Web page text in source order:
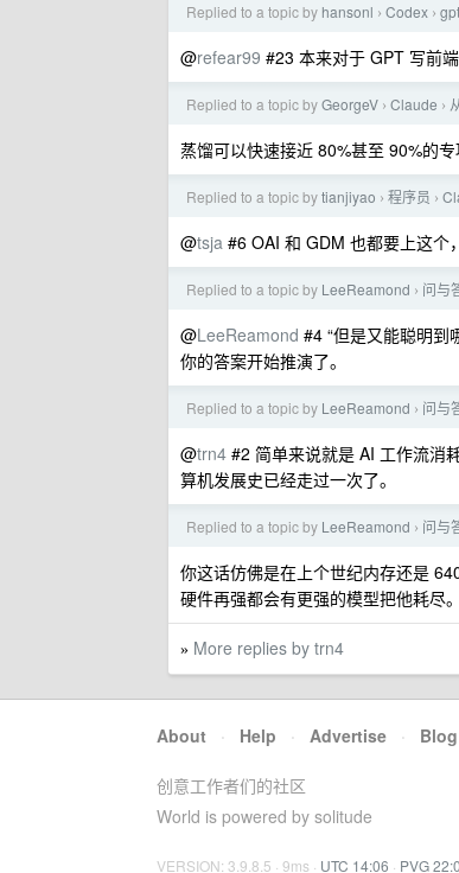
Replied to a topic by hansonl › Codex ›
@refear99 #23 本来对于 GPT 写前
Replied to a topic byGeorgeV › Claude ›
蒸馏可以快速接近 80%甚至 90%的
Replied to a topic bytianjiyao › 程序员 ›
@tsja #6 OAI 和 GDM 也都要上这
Replied to a topic by LeeReamond › 问与
@LeeReamond #4 “但是又能聪明到
你的答案开始推演了。
Replied to a topic by LeeReamond › 问与
@trn4 #2 简单来说就是 AI 工作流消
算机发展史已经走过一次了。
Replied to a topic by LeeReamond › 问与
你这话仿佛是在上个世纪内存还是
硬件再强都会有更强的模型把他耗尽
» More replies by trn4
About · Help · Advertise · Blog
创意工作者们的社区
World is powered by solitude
VERSION: 3.9.8.5 · 9ms · UTC 14:06 · PVG